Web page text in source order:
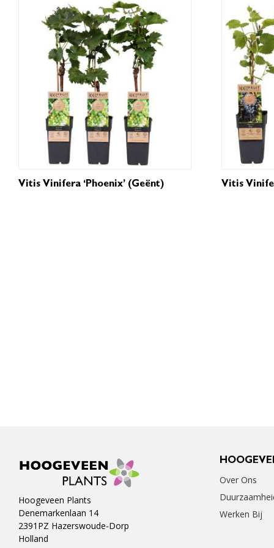
Vitis Vinifera ‘Phoenix’ (geënt) Vitis
Hoogeveen Plants
Denemarkenlaan 14
2391PZ Hazerswoude-Dorp
Holland
Over Ons
Werken Bij